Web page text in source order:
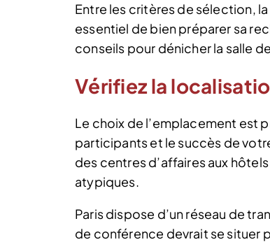
Entre les critères de sélection,
essentiel de bien préparer sa
conseils pour dénicher la salle
Vérifiez la
Le choix de l’emplacement est
participants et le succès de
des centres d’affaires aux
atypiques.
Paris dispose d’un réseau de
de conférence devrait se situer